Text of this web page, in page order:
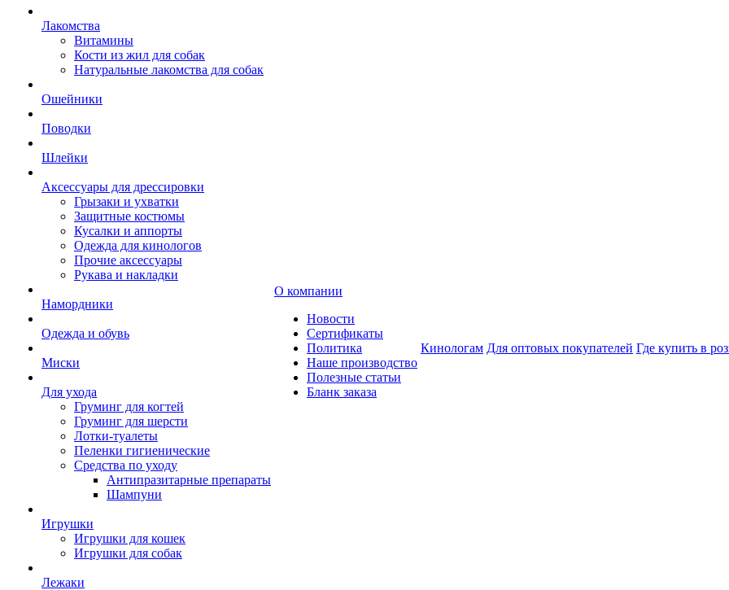
Лакомства
Витамины
Кости из жил для собак
Натуральные лакомства для собак
Ошейники
Поводки
Шлейки
Аксессуары для дрессировки
Грызаки и ухватки
Защитные костюмы
Кусалки и аппорты
Одежда для кинологов
Прочие аксессуары
Рукава и накладки
Намордники
Одежда и обувь
Миски
Для ухода
Груминг для когтей
Груминг для шерсти
Лотки-туалеты
Пеленки гигиенические
Средства по уходу
Антипразитарные препараты
Шампуни
Игрушки
Игрушки для кошек
Игрушки для собак
Лежаки
О компании
Новости
Сертификаты
Политика
Наше производство
Полезные статьи
Бланк заказа
Кинологам Для оптовых покупателей Где купить в